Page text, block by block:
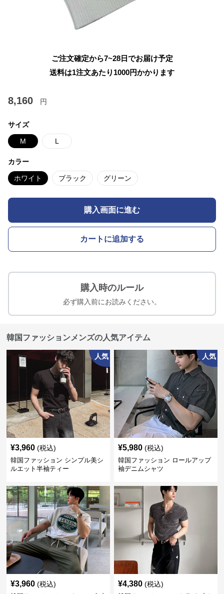
ご注文確定から7~28日でお届け予定
送料は1注文あたり 1000円かかります
8,160 円
サイズ
M L
カラー
ホワイト ブラック グリーン
購入画面に進む
カートに追加する
購入時のルール
必ず購入前にお読みください。
韓国ファッションメンズの人気アイテム
人気
¥3,960 (税込)
韓国ファッション シンプル美シ
ルエット半袖ティー
人気
¥5,980 (税込)
韓国ファッション ロールアップ
袖デニムシャツ
¥3,960 (税込) ¥4,380 (税込)